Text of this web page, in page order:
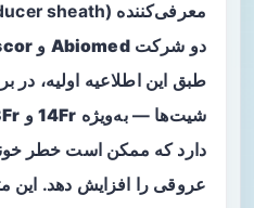
دو شرکتAbiomed و
طبق این اطلاعیه اولیه،
شیت‌ها — به‌ویژه 14Fr و
دارد که ممکن است خطر
عروقی را افزایش دهد. این